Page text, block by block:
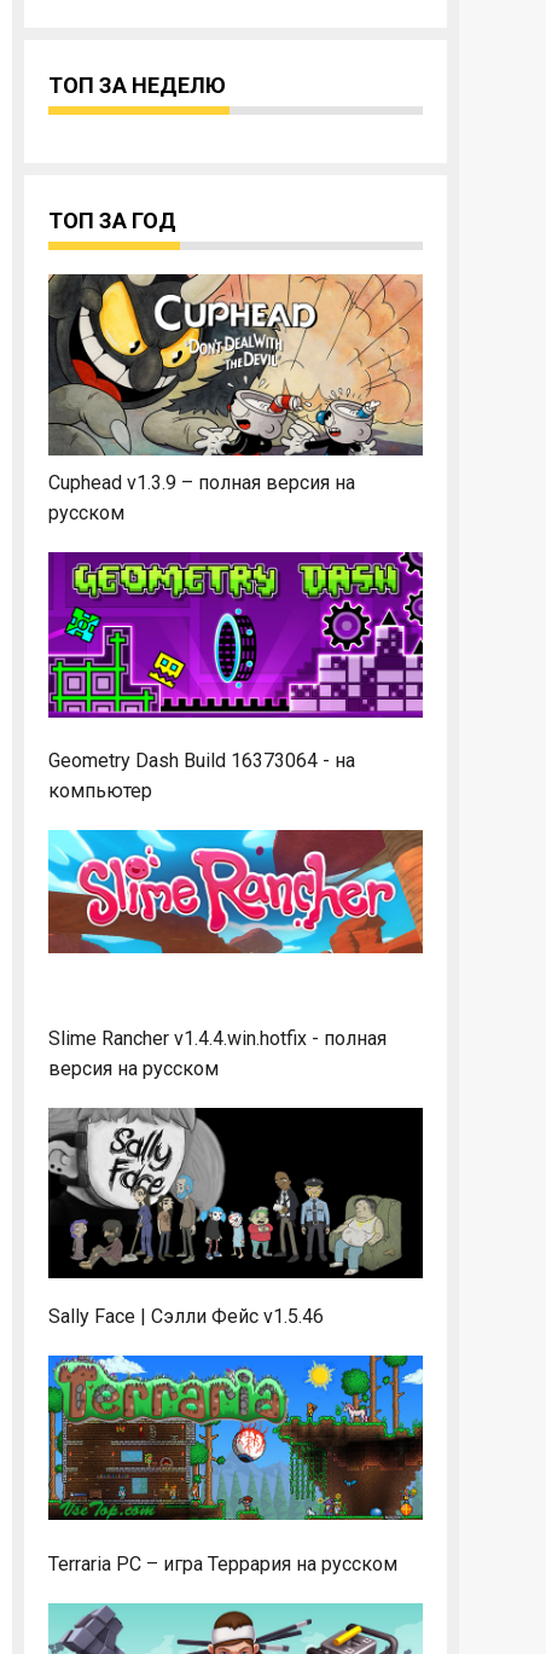
ТОП ЗА НЕДЕЛЮ
ТОП ЗА ГОД
Cuphead v1.3.9 – полная версия на
русском
Geometry Dash Build 16373064 - на
компьютер
Slime Rancher v1.4.4.win.hotfix - полная
версия на русском
Sally Face | Сэлли Фейс v1.5.46
Terraria PC – игра Террария на русском